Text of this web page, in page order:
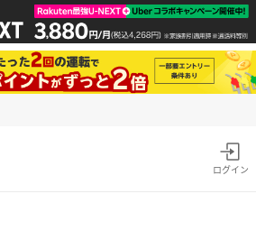
ログイン